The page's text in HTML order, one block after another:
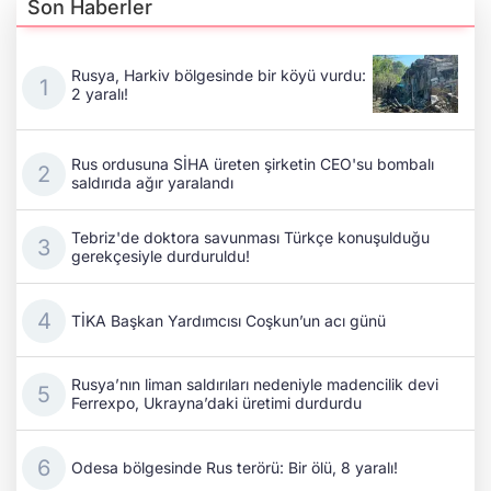
Son Haberler
Rusya, Harkiv bölgesinde bir köyü vurdu:
2 yaralı!
Rus ordusuna SİHA üreten şirketin CEO'su bombalı
saldırıda ağır yaralandı
Tebriz'de doktora savunması Türkçe konuşulduğu
gerekçesiyle durduruldu!
TİKA Başkan Yardımcısı Coşkun’un acı günü
Rusya’nın liman saldırıları nedeniyle madencilik devi
Ferrexpo, Ukrayna’daki üretimi durdurdu
Odesa bölgesinde Rus terörü: Bir ölü, 8 yaralı!